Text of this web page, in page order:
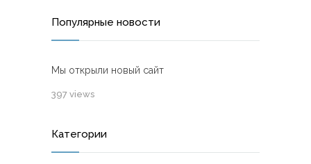
Популярные новости
Мы открыли новый сайт
397 views
Категории